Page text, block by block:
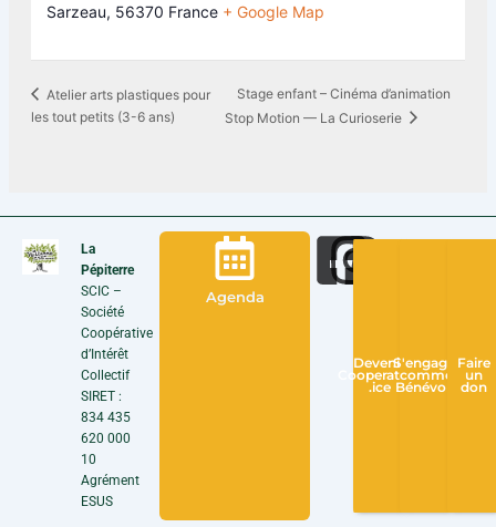
Sarzeau, 56370 France + Google Map
Atelier arts plastiques pour
les tout petits (3-6 ans)
Stage enfant – Cinéma d’animation
Stop Motion — La Curioserie
La
Pépiterre
SCIC –
Société
Coopérative
d’Intérêt
Collectif
SIRET :
834 435
620 000
10
Agrément
ESUS
Agenda
Devenir
Cooperateur
.ice
S'engager
comme
Bénévole
Faire
un
don